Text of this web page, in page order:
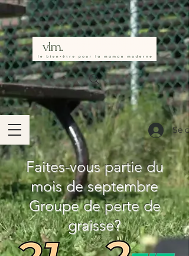
Se
Faites-vous partie du
mois de septembre
Groupe de perte de
graisse?